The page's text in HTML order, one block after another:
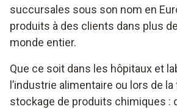
succursales sous son nom en
produits à des clients dans plus
monde entier.
Que ce soit dans les hôpitaux et
l’industrie alimentaire ou lors de
stockage de produits chimiques :